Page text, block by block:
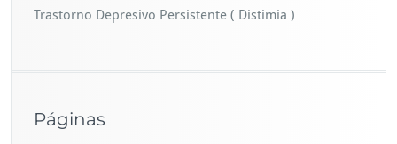
Trastorno Depresivo Persistente ( Distimia )
Páginas